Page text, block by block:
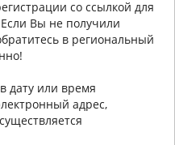
со ссылкой для
Вы не получили
в региональный
дату или время
адрес,